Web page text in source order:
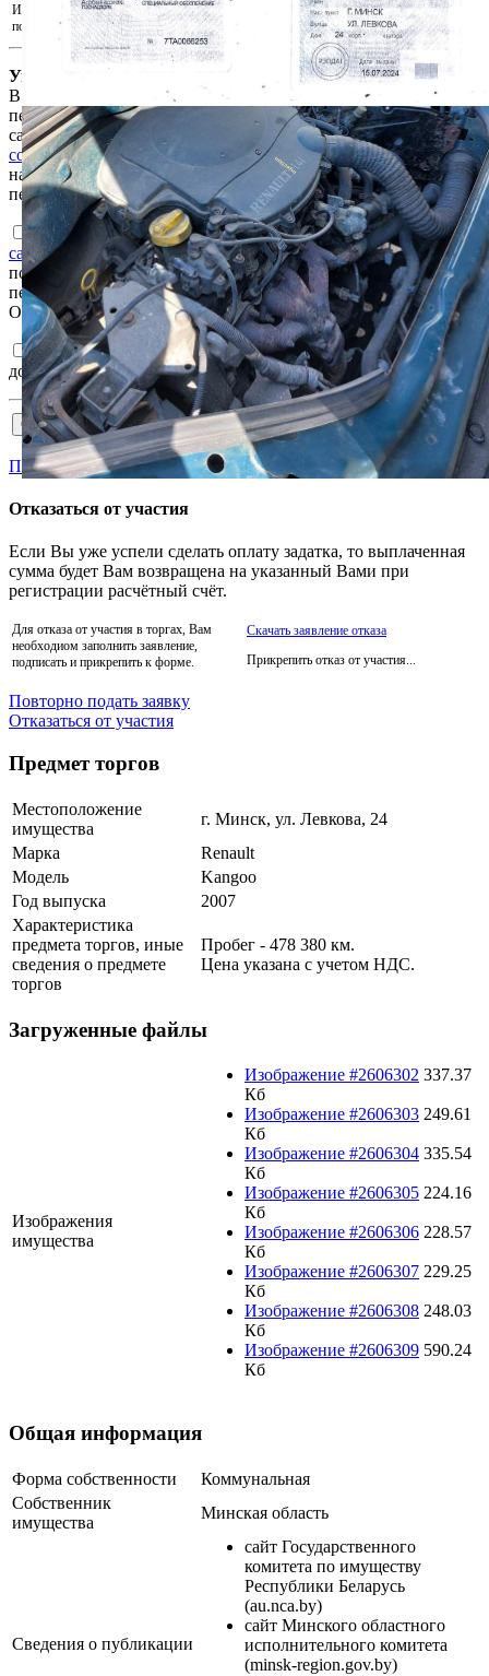
Иные документы, подтверждающие
полномочия на участие в аукционе
Прикрепить иные документы...
Уважаемый пользователь!
В соответствии с Законом Республики Беларусь «О защите
персональных данных» для продолжения работы на интернет-
сайте e-auction.by просим ознакомиться сПользовательским
соглашением интернет-сайта e-auction.byи выразить согласие
на обработку информации о пользователе, в том числе
персональных данных.
Ознакомлен сПользовательским соглашением интернет-
сайта e-auction.byи согласен с обработкой информации о
пользователе, в том числе персональных данных, а также их
передачей, в том числе трансграничной, в соответствии с ним.
Ознакомлен и согласен сРегламентомиСоглашением.
Подтверждаю достоверность сведений, указанных в
документах на участия в торгах.
Пройти аккредитацию
Отказаться от участия
Если Вы уже успели сделать оплату задатка, то выплаченная
сумма будет Вам возвращена на указанный Вами при
регистрации расчётный счёт.
Для отказа от участия в торгах, Вам
необходиом заполнить заявление,
подписать и прикрепить к форме.
Скачать заявление отказа
Прикрепить отказ от участия...
Повторно подать заявку
Отказаться от участия
Предмет торгов
Местоположение
имущества
г. Минск, ул. Левкова, 24
Марка
Renault
Модель
Kangoo
Год выпуска
2007
Характеристика
предмета торгов, иные
сведения о предмете
торгов
Пробег - 478 380 км.
Цена указана с учетом НДС.
Загруженные файлы
Изображения
имущества
Изображение #2606302 337.37
Кб
Изображение #2606303 249.61
Кб
Изображение #2606304 335.54
Кб
Изображение #2606305 224.16
Кб
Изображение #2606306 228.57
Кб
Изображение #2606307 229.25
Кб
Изображение #2606308 248.03
Кб
Изображение #2606309 590.24
Кб
Общая информация
Форма собственности
Коммунальная
Собственник
имущества
Минская область
Сведения о публикации
сайт Государственного
комитета по имуществу
Республики Беларусь
(au.nca.by)
сайт Минского областного
исполнительного комитета
(minsk-region.gov.by)